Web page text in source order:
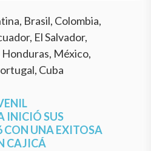
Brasil, Colombia,
El Salvador,
Honduras, México,
Cuba
INICIÓ SUS
CON UNA EXITOSA
CAJICÁ